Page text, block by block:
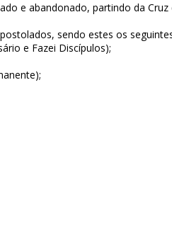
e abandonado, partindo da
sendo estes os
e Fazei Discípulos);